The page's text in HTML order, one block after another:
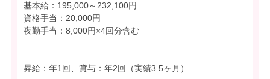
基本給：195,000～232,100円
資格手当：20,000円
夜勤手当：8,000円×4回分含む
昇給：年1回、賞与：年2回（実績3.5ヶ月）